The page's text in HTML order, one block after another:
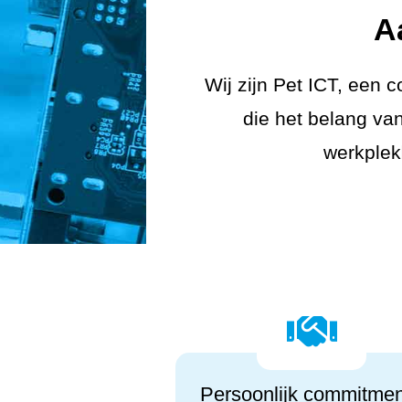
Wij zijn Pet ICT, een
die het belang

Persoonlijk